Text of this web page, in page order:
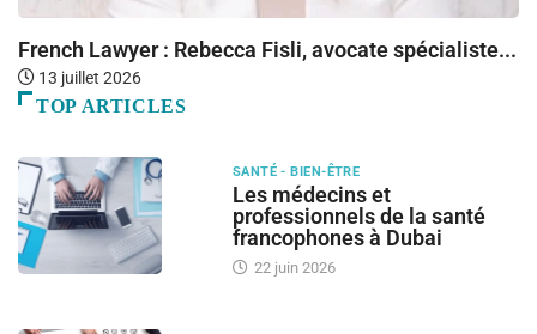
French Lawyer : Rebecca Fisli, avocate spécialiste...
13 juillet 2026
TOP ARTICLES
SANTÉ - BIEN-ÊTRE
Les médecins et
professionnels de la santé
francophones à Dubai
22 juin 2026